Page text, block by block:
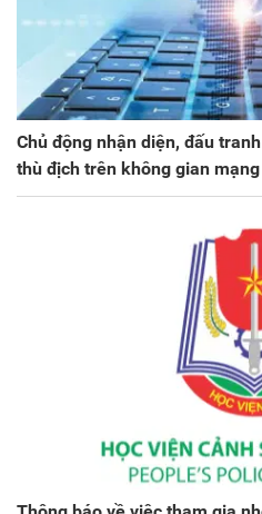
Chủ động nhận diện, đấu
thù địch trên không gian mạng